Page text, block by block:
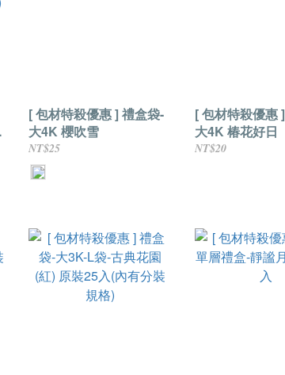
[ 包材特殺優惠 ] 禮盒袋-
大4K 櫻吹雪
NT$25
[ 包材特殺優惠 ] 禮盒袋-
大4K 椿花好日
NT$20